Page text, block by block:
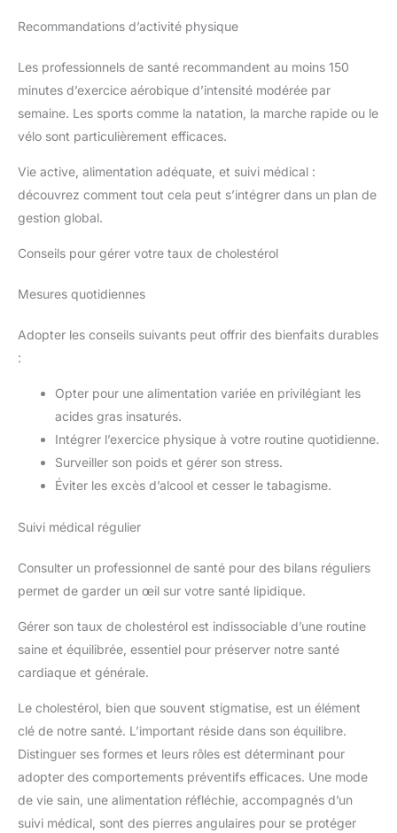
Recommandations d’activité physique
Les professionnels de santé recommandent au moins 150
minutes d’exercice aérobique d’intensité modérée par
semaine. Les sports comme la natation, la marche rapide ou le
vélo sont particulièrement efficaces.
Vie active, alimentation adéquate, et suivi médical :
découvrez comment tout cela peut s’intégrer dans un plan de
gestion global.
Conseils pour gérer votre taux de cholestérol
Mesures quotidiennes
Adopter les conseils suivants peut offrir des bienfaits durables
:
Opter pour une alimentation variée en privilégiant les
acides gras insaturés.
Intégrer l’exercice physique à votre routine quotidienne.
Surveiller son poids et gérer son stress.
Éviter les excès d’alcool et cesser le tabagisme.
Suivi médical régulier
Consulter un professionnel de santé pour des bilans réguliers
permet de garder un œil sur votre santé lipidique.
Gérer son taux de cholestérol est indissociable d’une routine
saine et équilibrée, essentiel pour préserver notre santé
cardiaque et générale.
Le cholestérol, bien que souvent stigmatise, est un élément
clé de notre santé. L’important réside dans son équilibre.
Distinguer ses formes et leurs rôles est déterminant pour
adopter des comportements préventifs efficaces. Une mode
de vie sain, une alimentation réfléchie, accompagnés d’un
suivi médical, sont des pierres angulaires pour se protéger